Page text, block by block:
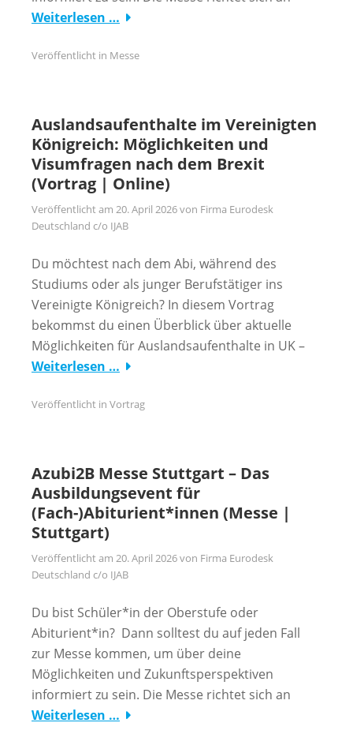
Weiterlesen …
Veröffentlicht in Messe
Auslandsaufenthalte im Vereinigten
Königreich: Möglichkeiten und
Visumfragen nach dem Brexit
(Vortrag | Online)
Veröffentlicht am 20. April 2026von Firma Eurodesk
Deutschland c/o IJAB
Du möchtest nach dem Abi, während des
Studiums oder als junger Berufstätiger ins
Vereinigte Königreich? In diesem Vortrag
bekommst du einen Überblick über aktuelle
Möglichkeiten für Auslandsaufenthalte in UK –
Weiterlesen …
Veröffentlicht in Vortrag
Azubi2B Messe Stuttgart – Das
Ausbildungsevent für
(Fach-)Abiturient*innen (Messe |
Stuttgart)
Veröffentlicht am 20. April 2026von Firma Eurodesk
Deutschland c/o IJAB
Du bist Schüler*in der Oberstufe oder
Abiturient*in? Dann solltest du auf jeden Fall
zur Messe kommen, um über deine
Möglichkeiten und Zukunftsperspektiven
informiert zu sein. Die Messe richtet sich an
Weiterlesen …